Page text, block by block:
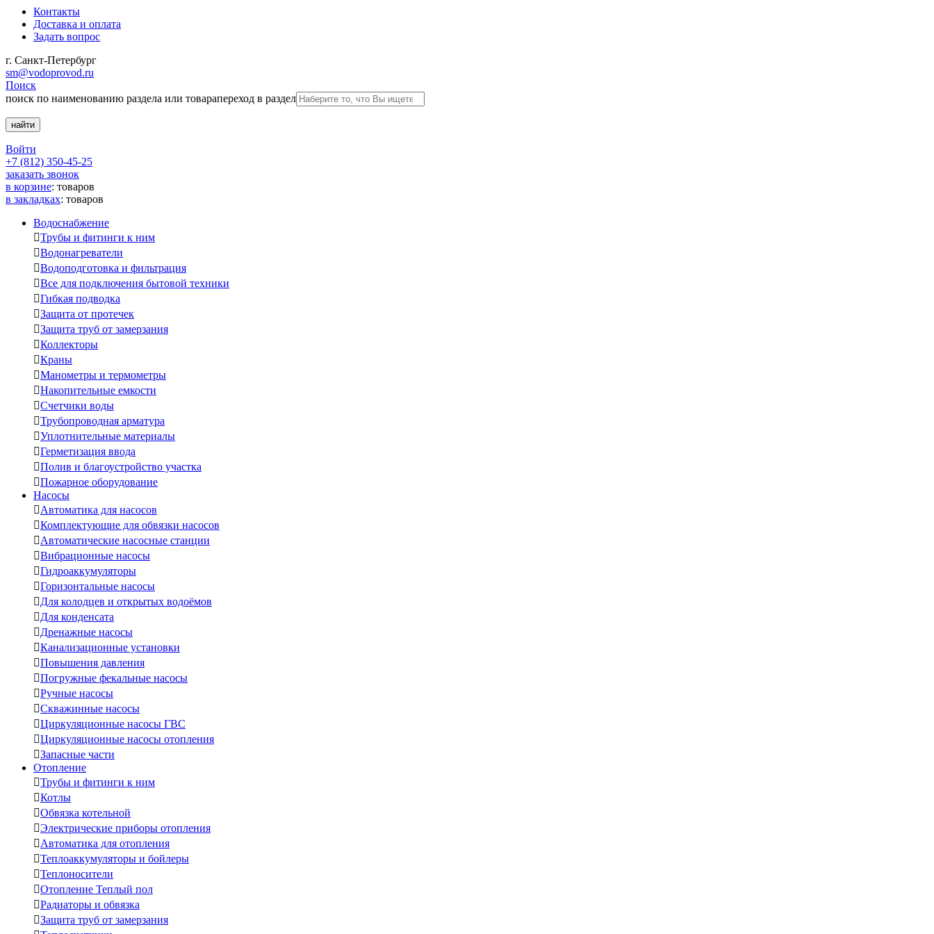
Контакты
Доставка и оплата
Задать вопрос
г. Санкт-Петербург
sm@vodoprovod.ru
Поиск
поиск по наименованию раздела или товарапереход в раздел
Войти
+7 (812) 350-45-25
заказать звонок
в корзине: товаров
в закладках: товаров
Водоснабжение
Трубы и фитинги к ним
Водонагреватели
Водоподготовка и фильтрация
Все для подключения бытовой техники
Гибкая подводка
Защита от протечек
Защита труб от замерзания
Коллекторы
Краны
Манометры и термометры
Накопительные емкости
Счетчики воды
Трубопроводная арматура
Уплотнительные материалы
Герметизация ввода
Полив и благоустройство участка
Пожарное оборудование
Насосы
Автоматика для насосов
Комплектующие для обвязки насосов
Автоматические насосные станции
Вибрационные насосы
Гидроаккумуляторы
Горизонтальные насосы
Для колодцев и открытых водоёмов
Для конденсата
Дренажные насосы
Канализационные установки
Повышения давления
Погружные фекальные насосы
Ручные насосы
Скважинные насосы
Циркуляционные насосы ГВС
Циркуляционные насосы отопления
Запасные части
Отопление
Трубы и фитинги к ним
Котлы
Обвязка котельной
Электрические приборы отопления
Автоматика для отопления
Теплоаккумуляторы и бойлеры
Теплоносители
Отопление Теплый пол
Радиаторы и обвязка
Защита труб от замерзания